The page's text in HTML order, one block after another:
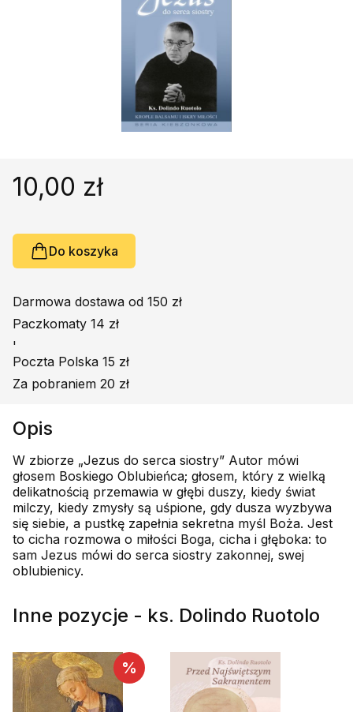
Poradniki, leksykony...
Podręczniki szkolne
Promocja
10,00 zł
Do koszyka
Darmowa dostawa od 150 zł
Paczkomaty 14 zł
'
Poczta Polska 15 zł
Za pobraniem 20 zł
Opis
W zbiorze „Jezus do serca siostry” Autor mówi
głosem Boskiego Oblubieńca; głosem, który z wielką
delikatnością przemawia w głębi duszy, kiedy świat
milczy, kiedy zmysły są uśpione, gdy dusza wyzbywa
się siebie, a pustkę zapełnia sekretna myśl Boża. Jest
to cicha rozmowa o miłości Boga, cicha i głęboka: to
sam Jezus mówi do serca siostry zakonnej, swej
oblubienicy.
Inne pozycje - ks. Dolindo Ruotolo
%